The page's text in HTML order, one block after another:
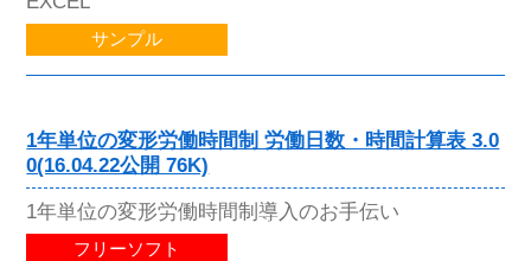
サンプル
1年単位の変形労働時間制 労働日数・時間計算表 3.0
0(16.04.22公開 76K)
1年単位の変形労働時間制導入のお手伝い
フリーソフト